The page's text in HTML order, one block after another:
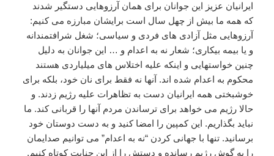
ایرانیان عزیز این جوانان برای همان آرزوهایی دستگیر شدند
که همه ما بیش از چهل سال است برایشان مبارزه می کنیم:
آرزوهایی مثل آزادی های فردی و سیاسی؛ شغل شرافتمندانه
و یا بیمه بیکاری؛ شعار نه به اعدام و … این جوانان به دلیل
چنین خواستهایی و اینکه علیه اختلاس های میلیاردی هستند
محکوم به اعدام شده اند. آنها نه فقط برای نان خود، بلکه برای
خوشبختی همه ایرانیان دست به تظاهرات علیه رژیم زدند. و
حالا رژیم می خواهد برای ترساندن مردم آنها را قربانی کند. ما
نباید بگذاریم. این کمپین را امضا کنید و به دست دوستان خود
برسانید. تنها با جهانی کردن “نه به اعدام” می توانیم صدایمان
را به گوش رژیم رسانده و دستش را از این جنایت کوتاه کنیم.